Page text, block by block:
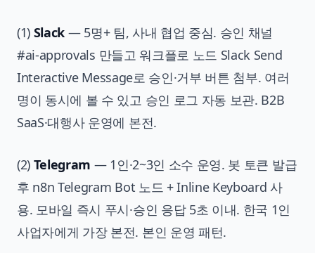
(1) Slack — 5명+ 팀, 사내 협업 중심. 승인 채널
#ai-approvals 만들고 워크플로 노드 Slack Send
Interactive Message로 승인·거부 버튼 첨부. 여러
명이 동시에 볼 수 있고 승인 로그 자동 보관. B2B
SaaS·대행사 운영에 본전.
(2) Telegram — 1인·2~3인 소수 운영. 봇 토큰 발급
후 n8n Telegram Bot 노드 + Inline Keyboard 사
용. 모바일 즉시 푸시·승인 응답 5초 이내. 한국 1인
사업자에게 가장 본전. 본인 운영 패턴.